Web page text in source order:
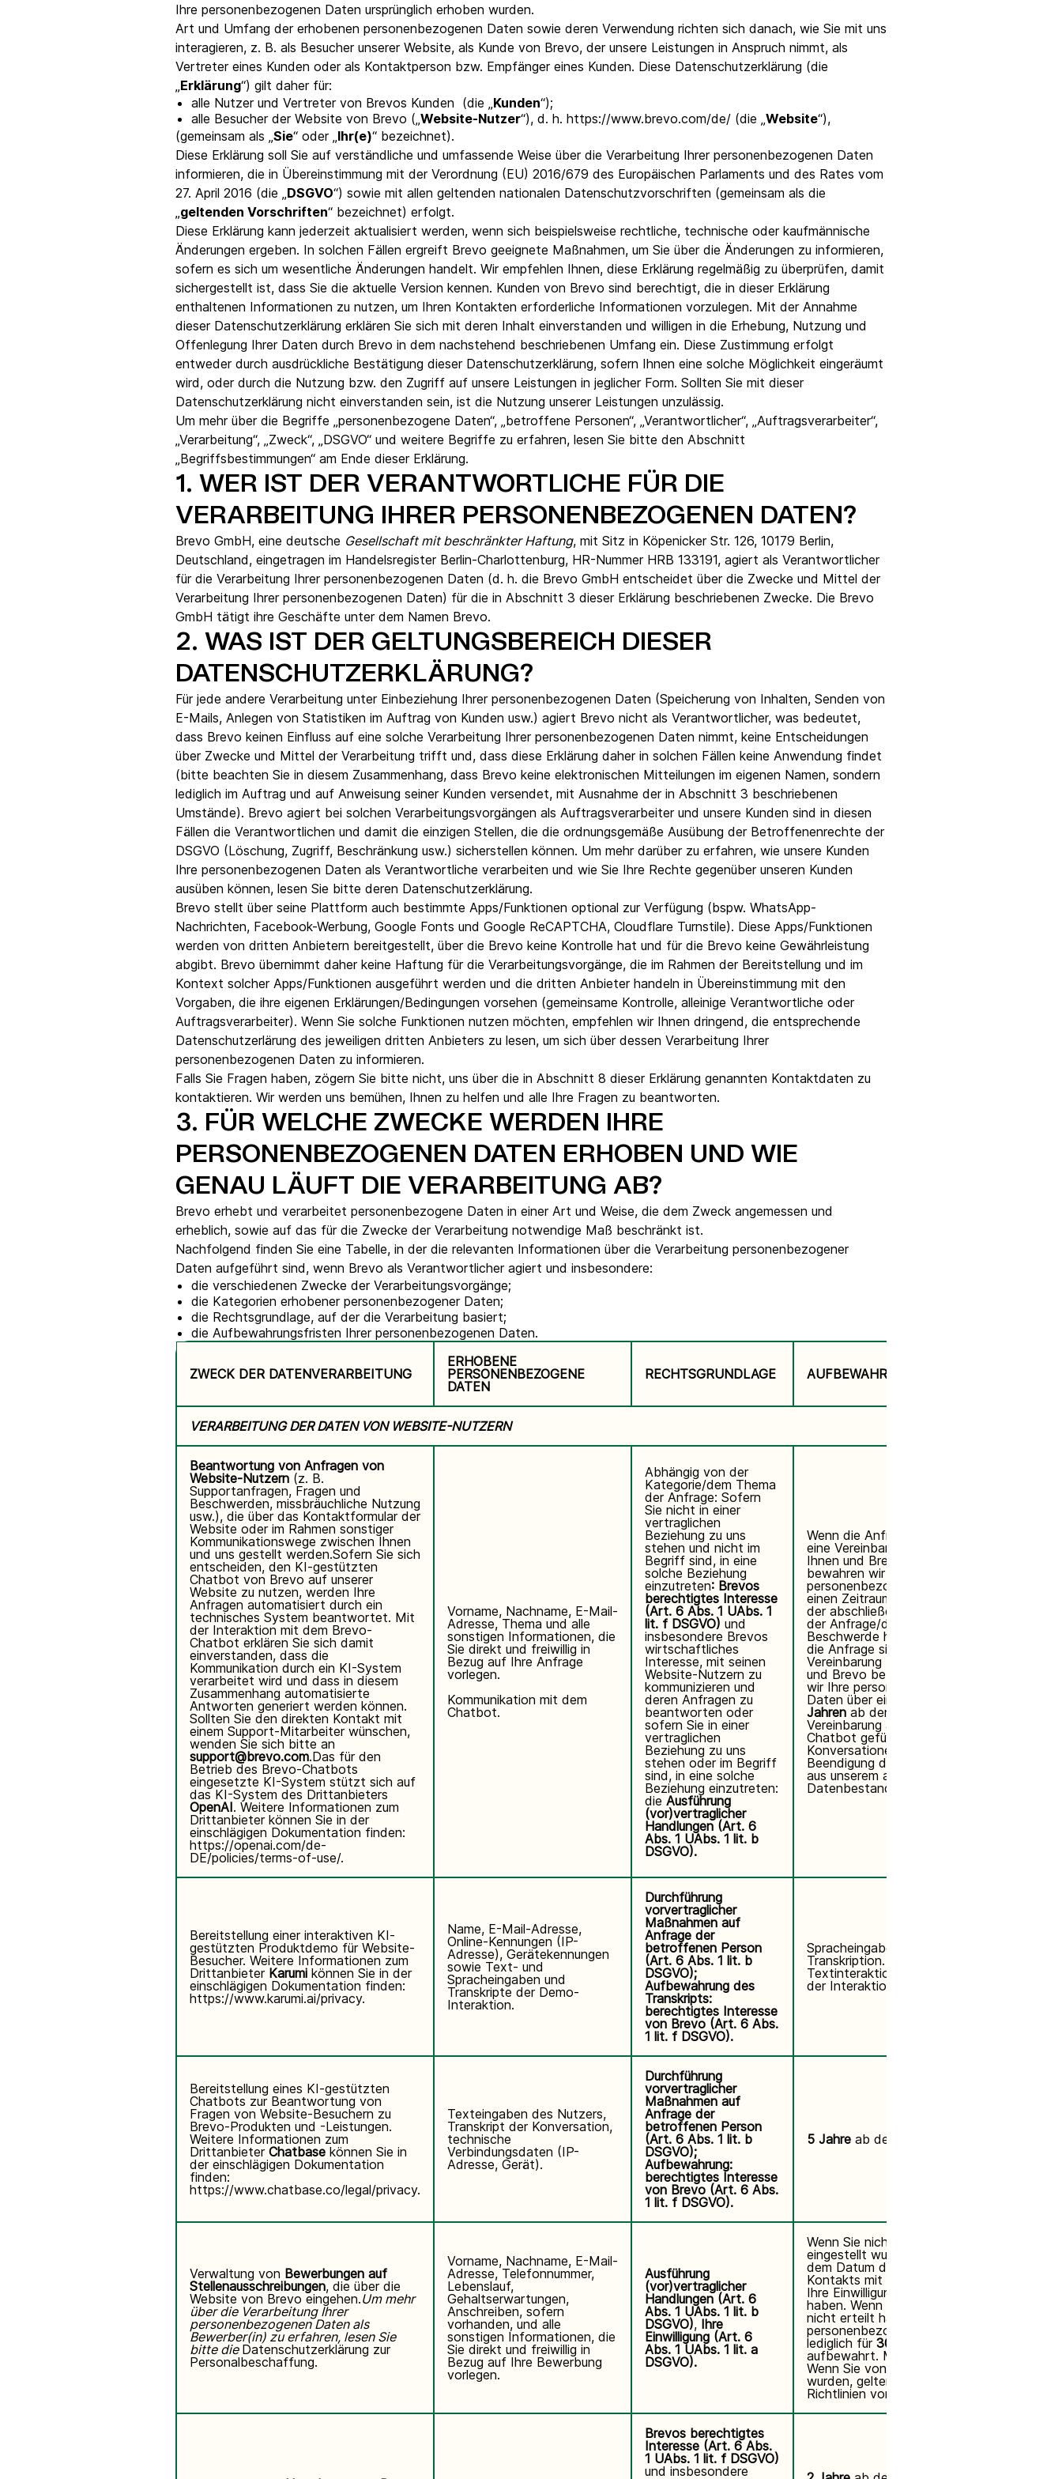
Integrationen
Verbinde Brevo mit 150+ digitalen Tools wie
Shopify, WordPress, Stripe, Zapier und mehr.
VoIP Phone
Ihre personenbezogenen Daten ursprünglich erhoben wurden.
Art und Umfang der erhobenen personenbezogenen Daten sowie deren Verwendung richten sich danach, wie Sie mit uns
interagieren, z. B. als Besucher unserer Website, als Kunde von Brevo, der unsere Leistungen in Anspruch nimmt, als
Vertreter eines Kunden oder als Kontaktperson bzw. Empfänger eines Kunden. Diese Datenschutzerklärung (die
„Erklärung“) gilt daher für:
alle Nutzer und Vertreter von Brevos Kunden (die „Kunden“);
alle Besucher der Website von Brevo („Website-Nutzer“), d. h. https://www.brevo.com/de/ (die „Website“),
(gemeinsam als „Sie“ oder „Ihr(e)“ bezeichnet).
Diese Erklärung soll Sie auf verständliche und umfassende Weise über die Verarbeitung Ihrer personenbezogenen Daten
informieren, die in Übereinstimmung mit der Verordnung (EU) 2016/679 des Europäischen Parlaments und des Rates vom
27. April 2016 (die „DSGVO“) sowie mit allen geltenden nationalen Datenschutzvorschriften (gemeinsam als die
„geltenden Vorschriften“ bezeichnet) erfolgt.
Diese Erklärung kann jederzeit aktualisiert werden, wenn sich beispielsweise rechtliche, technische oder kaufmännische
Änderungen ergeben. In solchen Fällen ergreift Brevo geeignete Maßnahmen, um Sie über die Änderungen zu informieren,
sofern es sich um wesentliche Änderungen handelt. Wir empfehlen Ihnen, diese Erklärung regelmäßig zu überprüfen, damit
sichergestellt ist, dass Sie die aktuelle Version kennen. Kunden von Brevo sind berechtigt, die in dieser Erklärung
enthaltenen Informationen zu nutzen, um Ihren Kontakten erforderliche Informationen vorzulegen. Mit der Annahme
dieser Datenschutzerklärung erklären Sie sich mit deren Inhalt einverstanden und willigen in die Erhebung, Nutzung und
Offenlegung Ihrer Daten durch Brevo in dem nachstehend beschriebenen Umfang ein. Diese Zustimmung erfolgt
entweder durch ausdrückliche Bestätigung dieser Datenschutzerklärung, sofern Ihnen eine solche Möglichkeit eingeräumt
wird, oder durch die Nutzung bzw. den Zugriff auf unsere Leistungen in jeglicher Form. Sollten Sie mit dieser
Datenschutzerklärung nicht einverstanden sein, ist die Nutzung unserer Leistungen unzulässig.
Um mehr über die Begriffe „personenbezogene Daten“, „betroffene Personen“, „Verantwortlicher“, „Auftragsverarbeiter“,
„Verarbeitung“, „Zweck“, „DSGVO“ und weitere Begriffe zu erfahren, lesen Sie bitte den Abschnitt
„Begriffsbestimmungen“ am Ende dieser Erklärung.
1. WER IST DER VERANTWORTLICHE FÜR DIE
VERARBEITUNG IHRER PERSONENBEZOGENEN DATEN?
Brevo GmbH, eine deutsche Gesellschaft mit beschränkter Haftung, mit Sitz in Köpenicker Str. 126, 10179 Berlin,
Deutschland, eingetragen im Handelsregister Berlin-Charlottenburg, HR-Nummer HRB 133191, agiert als Verantwortlicher
für die Verarbeitung Ihrer personenbezogenen Daten (d. h. die Brevo GmbH entscheidet über die Zwecke und Mittel der
Verarbeitung Ihrer personenbezogenen Daten) für die in Abschnitt 3 dieser Erklärung beschriebenen Zwecke. Die Brevo
GmbH tätigt ihre Geschäfte unter dem Namen Brevo.
2. WAS IST DER GELTUNGSBEREICH DIESER
DATENSCHUTZERKLÄRUNG?
Für jede andere Verarbeitung unter Einbeziehung Ihrer personenbezogenen Daten (Speicherung von Inhalten, Senden von
E-Mails, Anlegen von Statistiken im Auftrag von Kunden usw.) agiert Brevo nicht als Verantwortlicher, was bedeutet,
dass Brevo keinen Einfluss auf eine solche Verarbeitung Ihrer personenbezogenen Daten nimmt, keine Entscheidungen
über Zwecke und Mittel der Verarbeitung trifft und, dass diese Erklärung daher in solchen Fällen keine Anwendung findet
(bitte beachten Sie in diesem Zusammenhang, dass Brevo keine elektronischen Mitteilungen im eigenen Namen, sondern
lediglich im Auftrag und auf Anweisung seiner Kunden versendet, mit Ausnahme der in Abschnitt 3 beschriebenen
Umstände). Brevo agiert bei solchen Verarbeitungsvorgängen als Auftragsverarbeiter und unsere Kunden sind in diesen
Fällen die Verantwortlichen und damit die einzigen Stellen, die die ordnungsgemäße Ausübung der Betroffenenrechte der
DSGVO (Löschung, Zugriff, Beschränkung usw.) sicherstellen können. Um mehr darüber zu erfahren, wie unsere Kunden
Ihre personenbezogenen Daten als Verantwortliche verarbeiten und wie Sie Ihre Rechte gegenüber unseren Kunden
ausüben können, lesen Sie bitte deren Datenschutzerklärung.
Brevo stellt über seine Plattform auch bestimmte Apps/Funktionen optional zur Verfügung (bspw. WhatsApp-
Nachrichten, Facebook-Werbung, Google Fonts und Google ReCAPTCHA, Cloudflare Turnstile). Diese Apps/Funktionen
werden von dritten Anbietern bereitgestellt, über die Brevo keine Kontrolle hat und für die Brevo keine Gewährleistung
abgibt. Brevo übernimmt daher keine Haftung für die Verarbeitungsvorgänge, die im Rahmen der Bereitstellung und im
Kontext solcher Apps/Funktionen ausgeführt werden und die dritten Anbieter handeln in Übereinstimmung mit den
Vorgaben, die ihre eigenen Erklärungen/Bedingungen vorsehen (gemeinsame Kontrolle, alleinige Verantwortliche oder
Auftragsverarbeiter). Wenn Sie solche Funktionen nutzen möchten, empfehlen wir Ihnen dringend, die entsprechende
Datenschutzerlärung des jeweiligen dritten Anbieters zu lesen, um sich über dessen Verarbeitung Ihrer
personenbezogenen Daten zu informieren.
Falls Sie Fragen haben, zögern Sie bitte nicht, uns über die in Abschnitt 8 dieser Erklärung genannten Kontaktdaten zu
kontaktieren. Wir werden uns bemühen, Ihnen zu helfen und alle Ihre Fragen zu beantworten.
3. FÜR WELCHE ZWECKE WERDEN IHRE
PERSONENBEZOGENEN DATEN ERHOBEN UND WIE
GENAU LÄUFT DIE VERARBEITUNG AB?
Brevo erhebt und verarbeitet personenbezogene Daten in einer Art und Weise, die dem Zweck angemessen und
erheblich, sowie auf das für die Zwecke der Verarbeitung notwendige Maß beschränkt ist.
Nachfolgend finden Sie eine Tabelle, in der die relevanten Informationen über die Verarbeitung personenbezogener
Daten aufgeführt sind, wenn Brevo als Verantwortlicher agiert und insbesondere:
die verschiedenen Zwecke der Verarbeitungsvorgänge;
die Kategorien erhobener personenbezogener Daten;
die Rechtsgrundlage, auf der die Verarbeitung basiert;
die Aufbewahrungsfristen Ihrer personenbezogenen Daten.
ZWECK DER DATENVERARBEITUNG
ERHOBENE
PERSONENBEZOGENE
DATEN
RECHTSGRUNDLAGE AUFBEWAHRUNGSFRIST
VERARBEITUNG DER DATEN VON WEBSITE-NUTZERN
Beantwortung von Anfragen von
Website-Nutzern (z. B.
Supportanfragen, Fragen und
Beschwerden, missbräuchliche Nutzung
usw.), die über das Kontaktformular der
Website oder im Rahmen sonstiger
Kommunikationswege zwischen Ihnen
und uns gestellt werden.Sofern Sie sich
entscheiden, den KI-gestützten
Chatbot von Brevo auf unserer
Website zu nutzen, werden Ihre
Anfragen automatisiert durch ein
technisches System beantwortet. Mit
der Interaktion mit dem Brevo-
Chatbot erklären Sie sich damit
einverstanden, dass die
Kommunikation durch ein KI-System
verarbeitet wird und dass in diesem
Zusammenhang automatisierte
Antworten generiert werden können.
Sollten Sie den direkten Kontakt mit
einem Support-Mitarbeiter wünschen,
wenden Sie sich bitte an
support@brevo.com.Das für den
Betrieb des Brevo-Chatbots
eingesetzte KI-System stützt sich auf
das KI-System des Drittanbieters
OpenAI. Weitere Informationen zum
Drittanbieter können Sie in der
einschlägigen Dokumentation finden:
https://openai.com/de-
DE/policies/terms-of-use/.
Vorname, Nachname, E-Mail-
Adresse, Thema und alle
sonstigen Informationen, die
Sie direkt und freiwillig in
Bezug auf Ihre Anfrage
vorlegen.
Kommunikation mit dem
Chatbot.
Abhängig von der
Kategorie/dem Thema
der Anfrage: Sofern
Sie nicht in einer
vertraglichen
Beziehung zu uns
stehen und nicht im
Begriff sind, in eine
solche Beziehung
einzutreten: Brevos
berechtigtes Interesse
(Art. 6 Abs. 1 UAbs. 1
lit. f DSGVO) und
insbesondere Brevos
wirtschaftliches
Interesse, mit seinen
Website-Nutzern zu
kommunizieren und
deren Anfragen zu
beantworten oder
sofern Sie in einer
vertraglichen
Beziehung zu uns
stehen oder im Begriff
sind, in eine solche
Beziehung einzutreten:
die Ausführung
(vor)vertraglicher
Handlungen (Art. 6
Abs. 1 UAbs. 1 lit. b
DSGVO).
Wenn die Anfrage sich nicht auf
eine Vereinbarung zwischen
Ihnen und Brevo bezieht,
bewahren wir Ihre
personenbezogenen Daten über
einen Zeitraum von
der abschließenden Bearbeitung
der Anfrage/der Beilegung der
Beschwerde hinweg auf. Wenn
die Anfrage sich auf eine
Vereinbarung zwischen Ihnen
und Brevo bezieht, bewahren
wir Ihre personenbezogenen
Daten über einen Zeitraum von
Jahren ab der Beendigung der
Vereinbarung auf. Die über den
Chatbot geführten
Konversationen werden mit
Beendigung der Internetsitzung
aus unserem aktiven
Datenbestand gelöscht.
Bereitstellung einer interaktiven KI-
gestützten Produktdemo für Website-
Besucher. Weitere Informationen zum
Drittanbieter Karumi können Sie in der
einschlägigen Dokumentation finden:
https://www.karumi.ai/privacy.
Name, E-Mail-Adresse,
Online-Kennungen (IP-
Adresse), Gerätekennungen
sowie Text- und
Spracheingaben und
Transkripte der Demo-
Interaktion.
Durchführung
vorvertraglicher
Maßnahmen auf
Anfrage der
betroffenen Person
(Art. 6 Abs. 1 lit. b
DSGVO);
Aufbewahrung des
Transkripts:
berechtigtes Interesse
von Brevo (Art. 6 Abs.
1 lit. f DSGVO).
Spracheingaben: Löschung nach
Transkription. Transkripte und
Textinteraktionen:
der Interaktion.
Bereitstellung eines KI-gestützten
Chatbots zur Beantwortung von
Fragen von Website-Besuchern zu
Brevo-Produkten und -Leistungen.
Weitere Informationen zum
Drittanbieter Chatbase können Sie in
der einschlägigen Dokumentation
finden:
https://www.chatbase.co/legal/privacy.
Texteingaben des Nutzers,
Transkript der Konversation,
technische
Verbindungsdaten (IP-
Adresse, Gerät).
Durchführung
vorvertraglicher
Maßnahmen auf
Anfrage der
betroffenen Person
(Art. 6 Abs. 1 lit. b
DSGVO);
Aufbewahrung:
berechtigtes Interesse
von Brevo (Art. 6 Abs.
1 lit. f DSGVO).
5 Jahre ab der Interaktion.
Verwaltung von Bewerbungen auf
Stellenausschreibungen, die über die
Website von Brevo eingehen.Um mehr
über die Verarbeitung Ihrer
personenbezogenen Daten als
Bewerber(in) zu erfahren, lesen Sie
bitte die Datenschutzerklärung zur
Personalbeschaffung.
Vorname, Nachname, E-Mail-
Adresse, Telefonnummer,
Lebenslauf,
Gehaltserwartungen,
Anschreiben, sofern
vorhanden, und alle
sonstigen Informationen, die
Sie direkt und freiwillig in
Bezug auf Ihre Bewerbung
vorlegen.
Ausführung
(vor)vertraglicher
Handlungen (Art. 6
Abs. 1 UAbs. 1 lit. b
DSGVO), Ihre
Einwilligung (Art. 6
Abs. 1 UAbs. 1 lit. a
DSGVO).
Wenn Sie nicht von Brevo
eingestellt wurden:
dem Datum des letzten
Kontakts mit Ihnen, sofern Sie
Ihre Einwilligung erteilt
haben. Wenn Sie Ihre Einwilligung
nicht erteilt haben, werden Ihre
personenbezogenen Daten
lediglich für 30 Tage
aufbewahrt. Mit Widerruf.
Wenn Sie von Brevo eingestellt
wurden, gelten die internen
Richtlinien von Brevo.
Brevos berechtigtes
Interesse (Art. 6 Abs.
1 UAbs. 1 lit. f DSGVO)
und insbesondere